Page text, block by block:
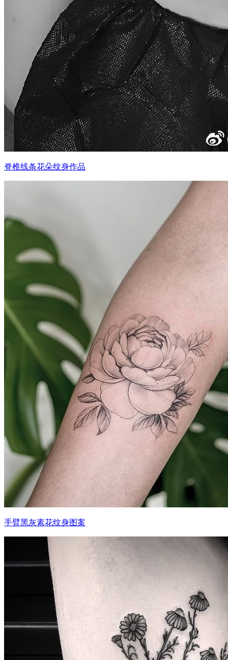
脊椎线条花朵纹身作品
手臂黑灰素花纹身图案